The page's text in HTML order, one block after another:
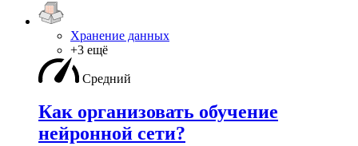
Хранение данных
+3 ещё
Средний
Как организовать обучение
нейронной сети?